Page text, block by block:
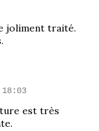
joliment traité.
est très